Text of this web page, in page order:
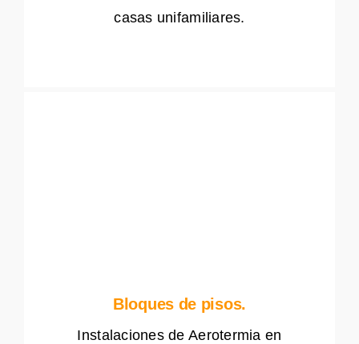
casas unifamiliares.
Bloques de pisos.
Instalaciones de Aerotermia en